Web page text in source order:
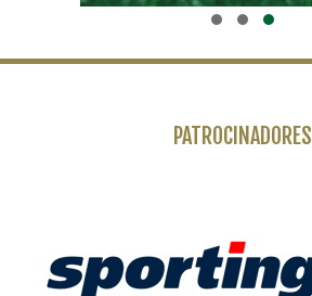
PATROCINADORES